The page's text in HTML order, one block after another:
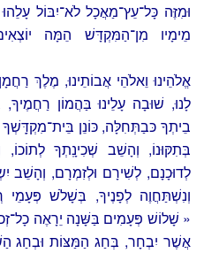
וּמִזֶּה כָּל־עֵץ־מַאֲכָל לֹא־יִבּוֹל
מֵימָיו מִן־הַמִּקְדָּשׁ הֵמָּה
אֱלֹהֵינוּ וֵאלֹהֵי אֲבוֹתֵינוּ, מֶלֶךְ
לָנוּ, שׁוּבָה עָלֵינוּ בַּהֲמוֹן
בֵיתְךָ כּבַתְּחִלָּה, כּוֹנֵן בֵּית־מִקְדָּֽשְׁךָ
בְּתִקּוּנוֹ, וְהָשֵׁב שְׁכִינָֽתְךָ
לְדוּכָנָם, לְשִׁירָם וּלְזִמְרָם, וְהָשֵׁב
וְנִשְׁתַּחֲוֶה לְפָנֶיךָ, בְּשָׁלֹשׁ פְּעָמֵי
« שָׁלוֹשׁ פְּעָמִים בַּשָּׁנָה יֵרָאֶה
אֲשֶׁר יִבְחָר, בְּחַג הַמַּצּוֹת וּבְחַג